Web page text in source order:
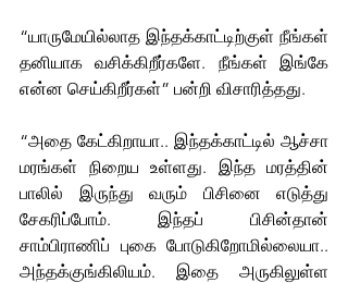
“யாருமேயில்லாத இந்தக்காட்டிற்குள் நீங்கள்
தனியாக வசிக்கிறீர்களே. நீங்கள் இங்கே
என்ன செய்கிறீர்கள்” பன்றி விசாரித்தது.
“அதை கேட்கிறாயா.. இந்தக்காட்டில் ஆச்சா
மரங்கள் நிறைய உள்ளது. இந்த மரத்தின்
பாலில் இருந்து வரும் பிசினை எடுத்து
சேகரிப்போம். இந்தப் பிசின்தான்
சாம்பிராணிப் புகை போடுகிறோமில்லையா..
அந்தக்குங்கிலியம். இதை அருகிலுள்ள